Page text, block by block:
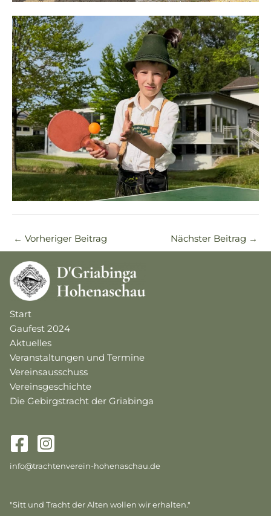
← Vorheriger Beitrag Nächster Beitrag →
Start
Gaufest 2024
Aktuelles
Veranstaltungen und Termine
Vereinsausschuss
Vereinsgeschichte
Die Gebirgstracht der Griabinga
info@trachtenverein-hohenaschau.de
"Sitt und Tracht der Alten wollen wir erhalten."